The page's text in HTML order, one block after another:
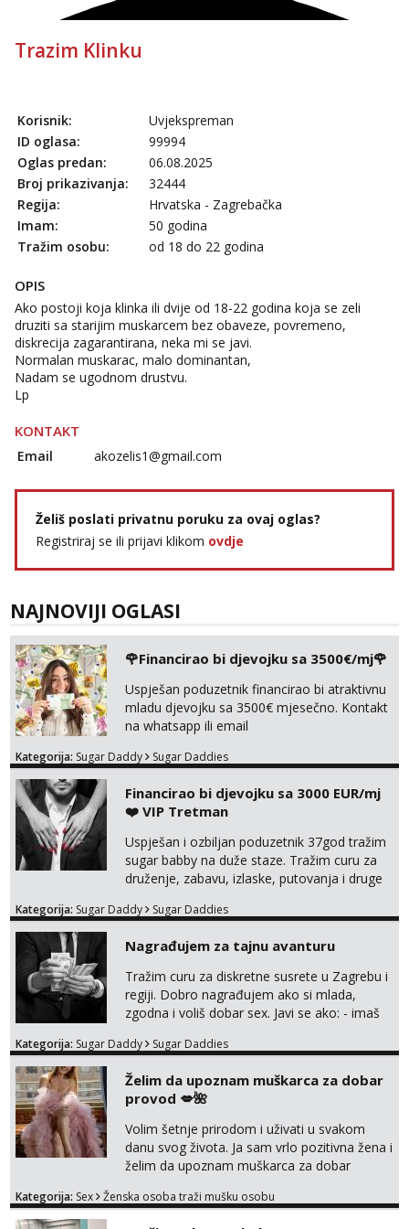
Trazim Klinku
Korisnik:
Uvjekspreman
ID oglasa:
99994
Oglas predan:
06.08.2025
Broj prikazivanja:
32444
Regija:
Hrvatska - Zagrebačka
Imam:
50 godina
Tražim osobu:
od 18 do 22 godina
OPIS
Ako postoji koja klinka ili dvije od 18-22 godina koja se zeli
druziti sa starijim muskarcem bez obaveze, povremeno,
diskrecija zagarantirana, neka mi se javi.
Normalan muskarac, malo dominantan,
Nadam se ugodnom drustvu.
Lp
KONTAKT
Email akozelis1@gmail.com
Želiš poslati privatnu poruku za ovaj oglas?
Registriraj se ili prijavi klikom ovdje
NAJNOVIJI OGLASI
🌹Financirao bi djevojku sa 3500€/mj🌹
Uspješan poduzetnik financirao bi atraktivnu
mladu djevojku sa 3500€ mjesečno. Kontakt
na whatsapp ili email
Kategorija: Sugar Daddy Sugar Daddies
Financirao bi djevojku sa 3000 EUR/mj
❤️ VIP Tretman
Uspješan i ozbiljan poduzetnik 37god tražim
sugar babby na duže staze. Tražim curu za
druženje, zabavu, izlaske, putovanja i druge
otvorena, komunikativna, zgodna i atraktivna
markodalic37@gmail.com
Kategorija: Sugar Daddy Sugar Daddies
Nagrađujem za tajnu avanturu
Tražim curu za diskretne susrete u Zagrebu i
regiji. Dobro nagrađujem ako si mlada,
zgodna i voliš dobar sex. Javi se ako: - imaš
kosu - se dobro ljubiš - si fleksibilna s
dostupna radnim danom (vikendi i noći su za
obitelj) - vodiš brigu o zdravlju i koristiš
zaštitu Ne javljajte se: - debele - frajeri i
paro...
Kategorija: Sugar Daddy Sugar Daddies
Želim da upoznam muškarca za dobar
provod 💋🌺
Volim šetnje prirodom i uživati u svakom
danu svog života. Ja sam vrlo pozitivna žena i
želim da upoznam muškarca za dobar
na link ispod i nadji me tamo, cekam te!
Kategorija: Sex Ženska osoba traži mušku osobu